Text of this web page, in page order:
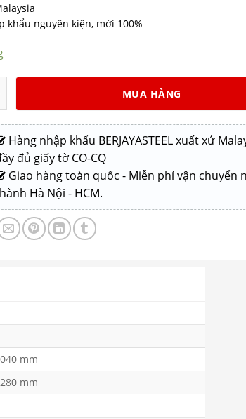
khẩu nguyên kiện, mới 100%
MUA HÀNG
Hàng nhập khẩu BERJAYASTEEL xuất xứ
đủ giấy tờ CO-CQ
Giao hàng toàn quốc - Miễn phí vận chuyển
Hà Nội - HCM.
mm
mm